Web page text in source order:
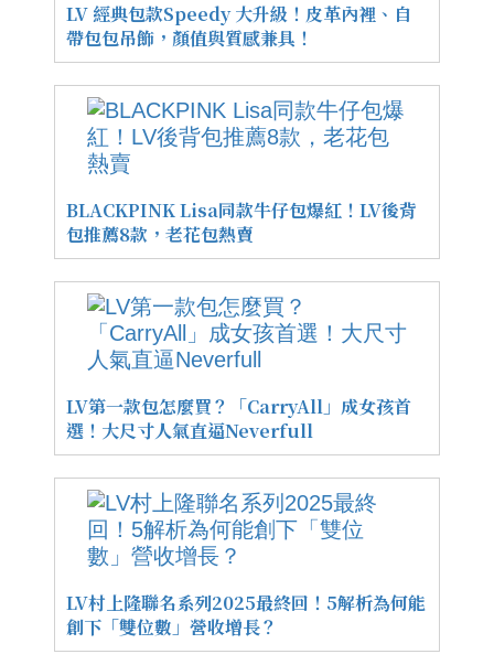
LV 經典包款Speedy 大升級！皮革內裡、自
帶包包吊飾，顏值與質感兼具！
BLACKPINK Lisa同款牛仔包爆紅！LV後背
包推薦8款，老花包熱賣
LV第一款包怎麼買？「CarryAll」成女孩首
選！大尺寸人氣直逼Neverfull
LV村上隆聯名系列2025最終回！5解析為何能
創下「雙位數」營收增長？